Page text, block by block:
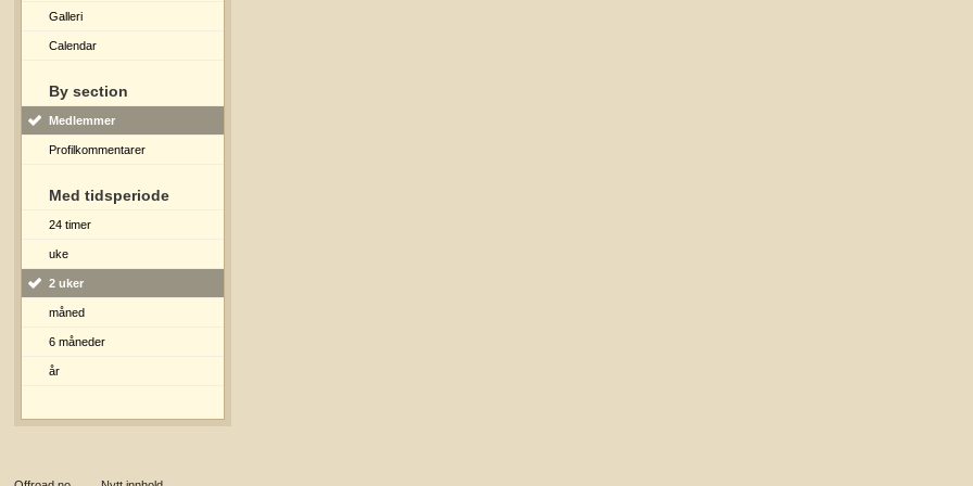
Galleri
Calendar
By section
Medlemmer
Profilkommentarer
Med tidsperiode
24 timer
uke
2 uker
måned
6 måneder
år